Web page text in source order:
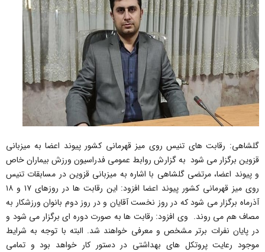
گلشاهی: رقابت های تنیس روی میز قهرمانی کشور پیوند اعضا به میزبانی
قزوین برگزار می شود به گزارش روابط عمومی فدراسیون ورزش بیماران خاص
و پیوند اعضا، مرتضی گلشاهی با اشاره به میزبانی قزوین در مسابقات تنیس
روی میز قهرمانی کشور پیوند اعضا افزود: این رقابت ها در روزهای ۱۷ و ۱۸
آذرماه برگزار می شود که در روز نخست آقایان و در روز دوم بانوان ورزشکار به
مصاف هم می روند. وی افزود: رقابت ها به صورت دوره ای برگزار می شود و
در پایان نفرات برتر مشخص و معرفی خواهند شد. البته با توجه به شرایط
موجود رعایت پروتکل های بهداشتی در دستور کار خواهد بود و تمامی